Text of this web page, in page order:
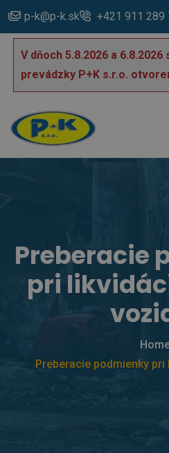
p-k@p-k.sk +421 911 289
V dňoch 5.8.2026 a 6.8.2026
prevádzky P+K s.r.o.
Preberacie
pri
Preberacie podmienky